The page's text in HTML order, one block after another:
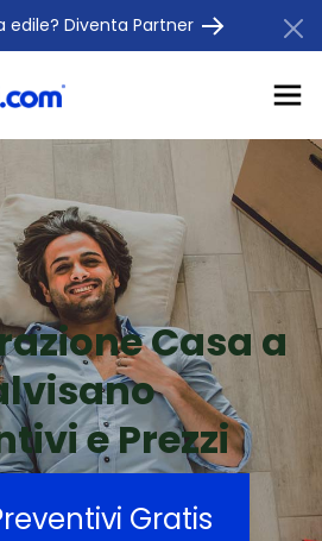
edile? Diventa Partner
Casa a
e Prezzi
Gratis